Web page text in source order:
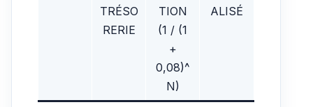
TRÉSO
RERIE
TION
(1 / (1
+
0,08)^
N)
ALISÉ